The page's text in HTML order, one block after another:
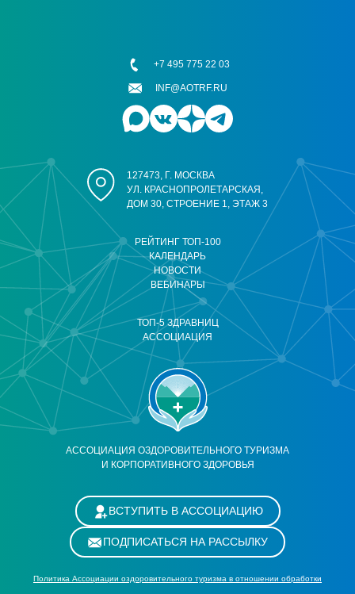
АССОЦИАЦИЯ ОЗДОРОВИТЕЛЬНОГО ТУРИЗМА
И КОРПОРАТИВНОГО ЗДОРОВЬЯ
РЕЙТИНГ ТОП-100
КАЛЕНДАРЬ
НОВОСТИ
ВЕБИНАРЫ
ТОП-5 ЗДРАВНИЦ
АССОЦИАЦИЯ
127473, Г. МОСКВА
УЛ. КРАСНОПРОЛЕТАРСКАЯ,
ДОМ 30, СТРОЕНИЕ 1, ЭТАЖ 3
+7 495 775 22 03
INF@AOTRF.RU
ВСТУПИТЬ В АССОЦИАЦИЮ
ПОДПИСАТЬСЯ НА РАССЫЛКУ
Политика Ассоциации оздоровительного туризма в отношении обработки